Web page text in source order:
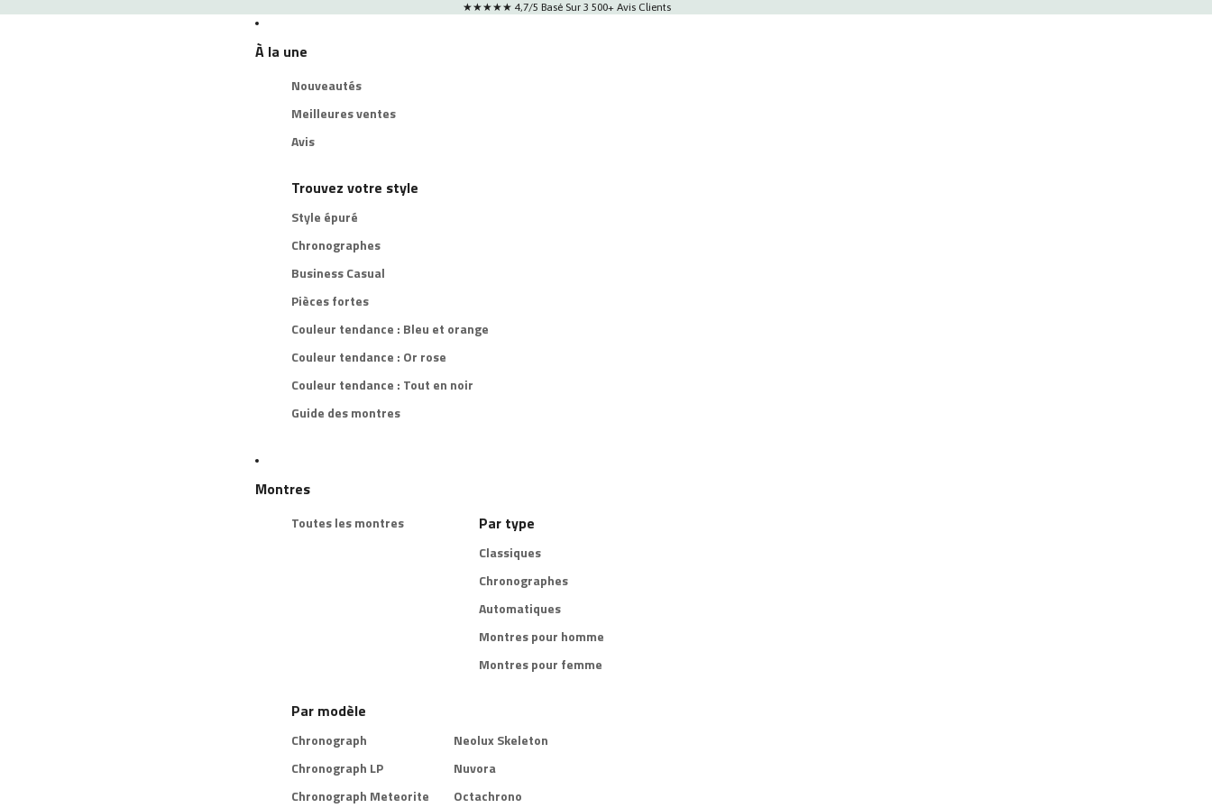
★★★★★ 4,7/5 Basé Sur 3 500+ Avis Clients
À la une
Nouveautés
Meilleures ventes
Avis
Trouvez votre style
Style épuré
Chronographes
Business Casual
Pièces fortes
Couleur tendance : Bleu et orange
Couleur tendance : Or rose
Couleur tendance : Tout en noir
Guide des montres
Montres
Toutes les montres Par type
Classiques
Chronographes
Automatiques
Montres pour homme
Montres pour femme
Par modèle
Chronograph
Chronograph LP
Chronograph Meteorite
Neolux Skeleton
Nuvora
Octachrono